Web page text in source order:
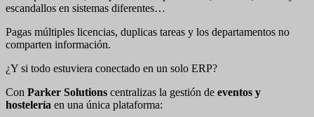
escandallos en sistemas diferentes…
Pagas múltiples licencias, duplicas tareas y los departamentos no
comparten información.
¿Y si todo estuviera conectado en un solo ERP?
Con Parker Solutions centralizas la gestión de eventos y
hostelería en una única plataforma: